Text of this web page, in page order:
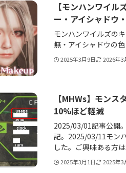
【モンハンワイ
ー・アイシャドウ
モンハンワイルズの
無・アイシャドウの
2025年3月9日 2026年3
【MHWs】モン
10%ほど軽減
2025/03/01記事公開
記。2025/03/11モン
した。ご興味ある方
2025年3月1日 2025年3